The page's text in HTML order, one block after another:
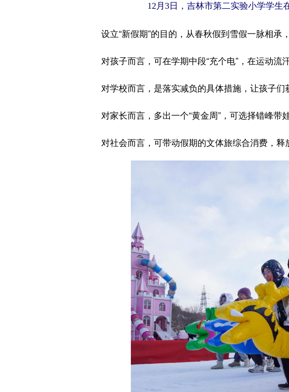
12月3日，吉林市第二实验小学学
设立“新假期”的目的，从春秋假到雪假一脉相承
对孩子而言，可在学期中段“充个电”，在运动流
对学校而言，是落实减负的具体措施，让孩子们
对家长而言，多出一个“黄金周”，可选择错峰带
对社会而言，可带动假期的文体旅综合消费，释